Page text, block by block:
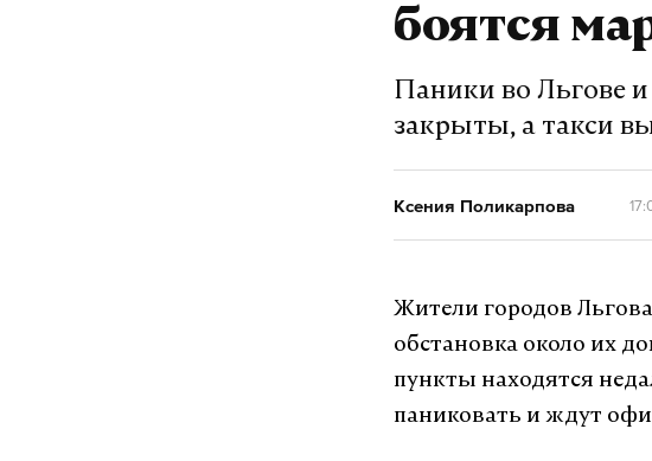
боятся
Паники во Льгове
закрыты, а такси
Ксения Поликарпова
Жители городов
обстановка около их
пункты находятся
паниковать и ждут